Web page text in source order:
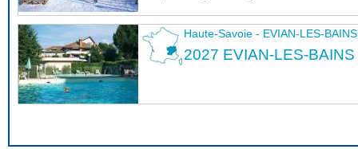
Haute-Savoie - EVIAN-LES-BAINS
2027 EVIAN-LES-BAINS